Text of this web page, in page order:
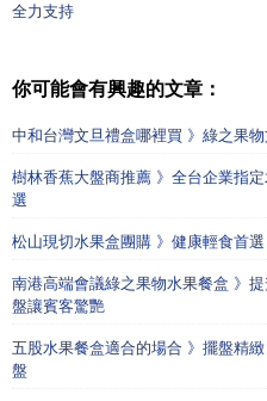
全力支持
你可能會有興趣的文章：
中和台灣文旦禮盒哪裡買 》綠之果
樹林香蕉大盤商推薦 》全台企業指
選
松山現切水果盒團購 》健康輕食首
南港高端會議綠之果物水果餐盒 》
盤讓賓客驚艷
五股水果餐盒適合的場合 》擺盤精
盤